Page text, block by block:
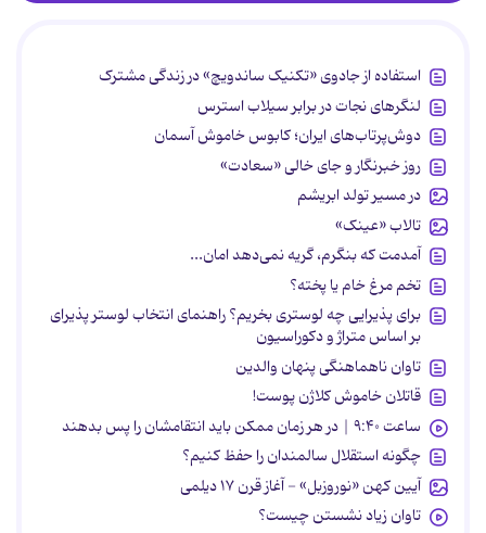
استفاده از جادوی «تکنیک ساندویچ» در زندگی مشترک
لنگرهای نجات در برابر سیلاب استرس
دوش‌پرتاب‌های ایران؛ کابوس خاموش آسمان
روز خبرنگار و جای خالی «سعادت»
در مسیر تولد ابریشم
تالاب «عینک»
آمدمت که بنگرم، گریه نمی‌دهد امان...
تخم مرغ خام یا پخته؟
برای پذیرایی چه لوستری بخریم؟ راهنمای انتخاب لوستر پذیرای
بر اساس متراژ و دکوراسیون
تاوان ناهماهنگی پنهان والدین
قاتلان خاموش کلاژن پوست!
ساعت ۹:۴۰ | در هر زمان ممکن باید انتقامشان را پس بدهند
چگونه استقلال سالمندان را حفظ کنیم؟
آیین کهن «نوروزبل» - آغاز قرن ۱۷ دیلمی
تاوان زیاد نشستن چیست؟